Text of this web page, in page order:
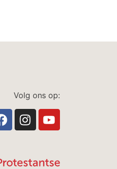
Volg ons op: